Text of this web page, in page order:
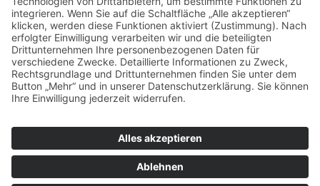
Empfehlungen
* Alle Preise inkl. gesetzl. Mehrwertsteuer zzgl.
Über Kaffee-Welt24: Automaten & mehr
Kontakt
Zahlung und Versand